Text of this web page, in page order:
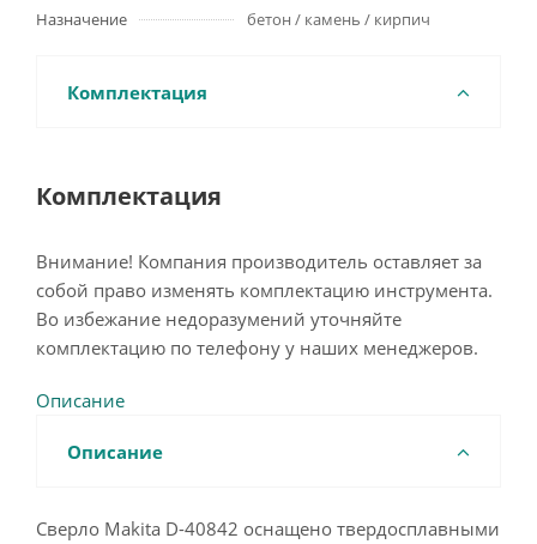
Назначение
бетон / камень / кирпич
Комплектация
Комплектация
Внимание! Компания производитель оставляет за
собой право изменять комплектацию инструмента.
Во избежание недоразумений уточняйте
комплектацию по телефону у наших менеджеров.
Описание
Описание
Сверло Makita D-40842 оснащено твердосплавными